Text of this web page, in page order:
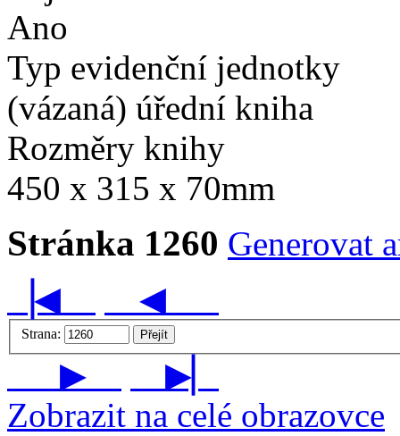
Ano
Typ evidenční jednotky
(vázaná) úřední kniha
Rozměry knihy
450 x 315 x 70mm
Stránka 1260 Generovat
▕◀
◀
Strana: Přejít
▶
▶▏
Zobrazit na celé obrazovce